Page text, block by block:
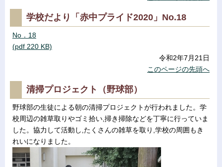
学校だより「赤中プライド2020」No.18
No．18
(pdf 220 KB)
令和2年7月21日
このページの先頭へ
清掃プロジェクト（野球部）
野球部の生徒による朝の清掃プロジェクトが行われました。学
校周辺の雑草取りやゴミ拾い,掃き掃除などを丁寧に行っていま
した。協力して活動し,たくさんの雑草を取り,学校の周囲もき
れいになりました。